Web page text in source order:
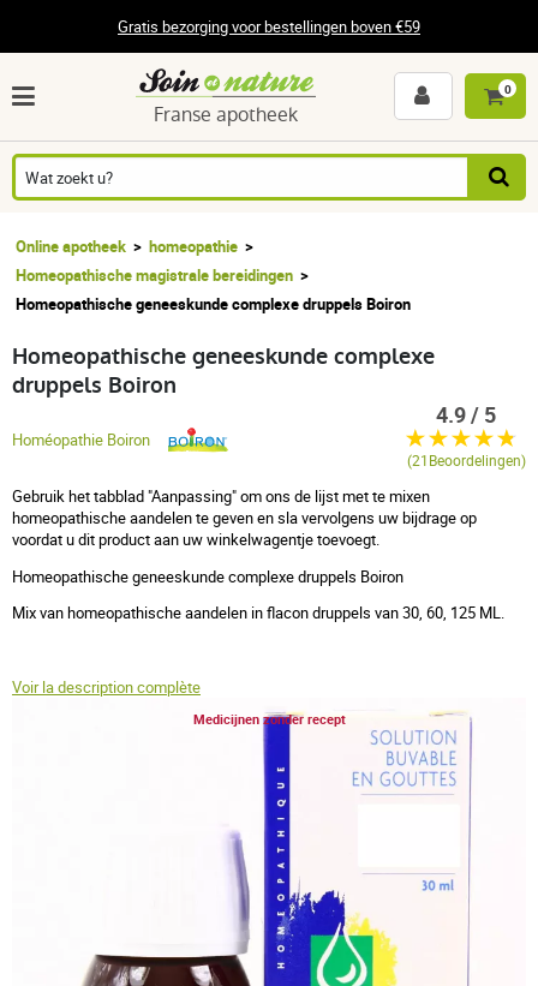
Gratis bezorging voor bestellingen boven €59
Franse apotheek
0
Online apotheek
homeopathie
Homeopathische magistrale bereidingen
Homeopathische geneeskunde complexe druppels Boiron
Medicijnen zonder recept
Homeopathische geneeskunde complexe
druppels Boiron
Homéopathie Boiron
Gebruik het tabblad "Aanpassing" om ons de lijst met te mixen
homeopathische aandelen te geven en sla vervolgens uw bijdrage op
voordat u dit product aan uw winkelwagentje toevoegt.
Homeopathische geneeskunde complexe druppels Boiron
Mix van homeopathische aandelen in flacon druppels van 30, 60, 125 ML.
Voir la description complète
4.9 / 5
(21Beoordelingen)